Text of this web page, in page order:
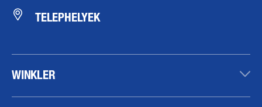
TELEPHELYEK
WINKLER